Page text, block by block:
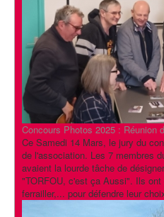
Concours Photos 2025 : Réunion
Ce Samedi 14 Mars, le jury du
de l'association. Les 7 membres
avaient la lourde tâche de
"TORFOU, c'est ça Aussi". Ils ont
ferrailler,... pour défendre leur